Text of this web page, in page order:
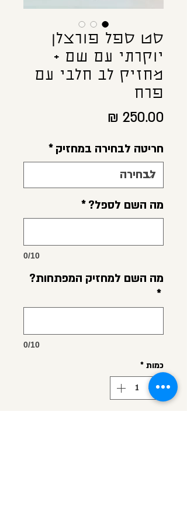
סט ספל פורצלן
יוקרתי עם שם +
מחזיק לב חלבי עם
פרח
חריטה לבחירה במחזיק*
מה השם לספל?*
0/10
מה השם למחזיק המפתחות?
*
0/10
כמות *